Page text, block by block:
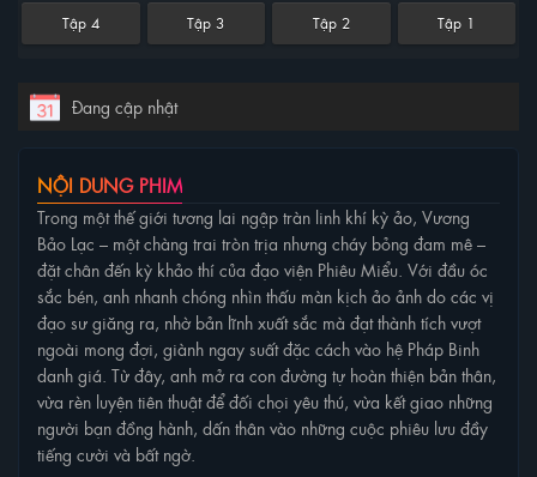
Tập 4 Tập 3 Tập 2 Tập 1
Đang cập nhật
NỘI DUNG PHIM
Trong một thế giới tương lai ngập tràn linh khí kỳ ảo, Vương
Bảo Lạc – một chàng trai tròn trịa nhưng cháy bỏng đam mê –
đặt chân đến kỳ khảo thí của đạo viện Phiêu Miểu. Với đầu óc
sắc bén, anh nhanh chóng nhìn thấu màn kịch ảo ảnh do các vị
đạo sư giăng ra, nhờ bản lĩnh xuất sắc mà đạt thành tích vượt
ngoài mong đợi, giành ngay suất đặc cách vào hệ Pháp Binh
danh giá. Từ đây, anh mở ra con đường tự hoàn thiện bản thân,
vừa rèn luyện tiên thuật để đối chọi yêu thú, vừa kết giao những
người bạn đồng hành, dấn thân vào những cuộc phiêu lưu đầy
tiếng cười và bất ngờ.